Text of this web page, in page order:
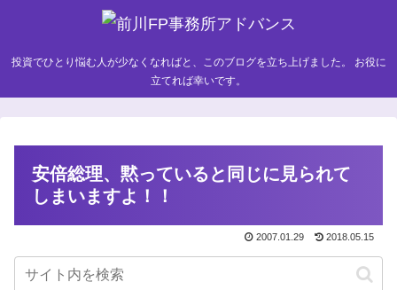
投資でひとり悩む人が少なくなればと、このブログを立ち上げました。 お役に
立てれば幸いです。
安倍総理、黙っていると同じに見られて
しまいますよ！！
2007.01.29 2018.05.15